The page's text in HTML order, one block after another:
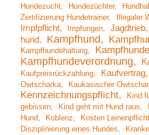
Hundezucht
Hundezüchter
Zertifizierung Hundetrainer
Illegaler
Impfpflicht Impfungen Jagdtrieb
hund
Kampfhund
Kampfhundehaltung
Kampfhundeverordnung
Kaufpreisrückzahlung
Kaufvertrag
Owtscharka
Kaukasischer
Kennzeichnungspflicht Kind
gebissen
Kind geht mit Hund raus
Hund
Koblenz Kosten Leinenpflicht
Disziplinierung eines Hundes